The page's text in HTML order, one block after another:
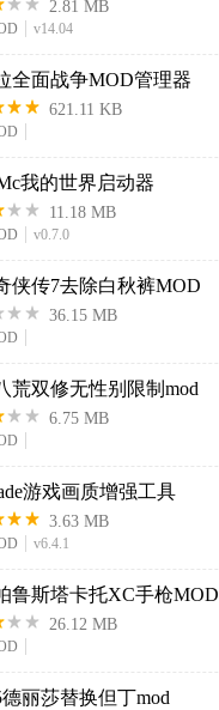
2.81 MB
v14.04
全面战争MOD管理器
621.11 KB
我的世界启动器
11.18 MB
v0.7.0
侠传7去除白秋裤MOD
36.15 MB
荒双修无性别限制mod
6.75 MB
游戏画质增强工具
3.63 MB
v6.4.1
鲁斯塔卡托XC手枪MOD
26.12 MB
丽莎替换但丁mod